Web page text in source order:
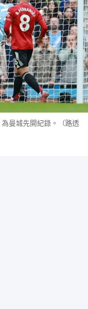
曼城先開紀錄。（路透